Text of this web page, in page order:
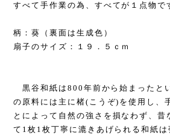
すべて手作業の為、すべてが１点物で
柄：葵（裏面は生成色）
扇子のサイズ：１９．５ｃｍ
黒谷和紙は800年前から始まったと
の原料には主に楮(こうぞ)を使用し、
とによって自然の強さを損なわず、昔
て1枚1枚丁寧に漉きあげられる和紙は